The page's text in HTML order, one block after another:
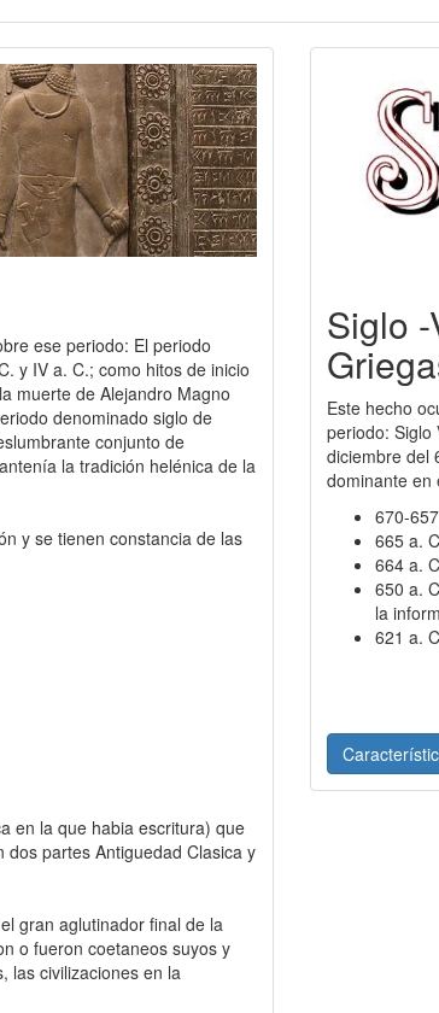
ese periodo: El periodo
y IV a. C.; como hitos de inicio
muerte de Alejandro Magno
denominado siglo de
conjunto de
la tradición helénica de la
y se tienen constancia de las
en la que habia escritura) que
partes Antiguedad Clasica y
gran aglutinador final de la
o fueron coetaneos suyos y
las civilizaciones en la
Siglo
Este hecho
periodo: Siglo
diciembre del
dominante en
670-
665 a.
664 a.
650 a.
la
621 a.